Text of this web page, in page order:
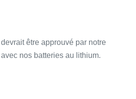
être approuvé par notre
nos batteries au lithium.